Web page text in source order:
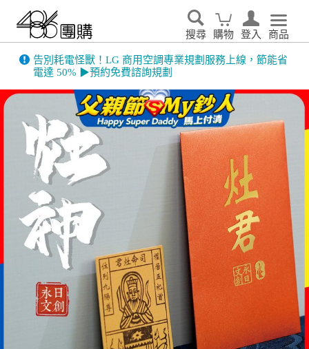
搜尋 購物 登入 商品
告別耗電怪獸！LG 商用空調專業規劃服務上線，節能省
電達 50% ▶預約免費諮詢規劃